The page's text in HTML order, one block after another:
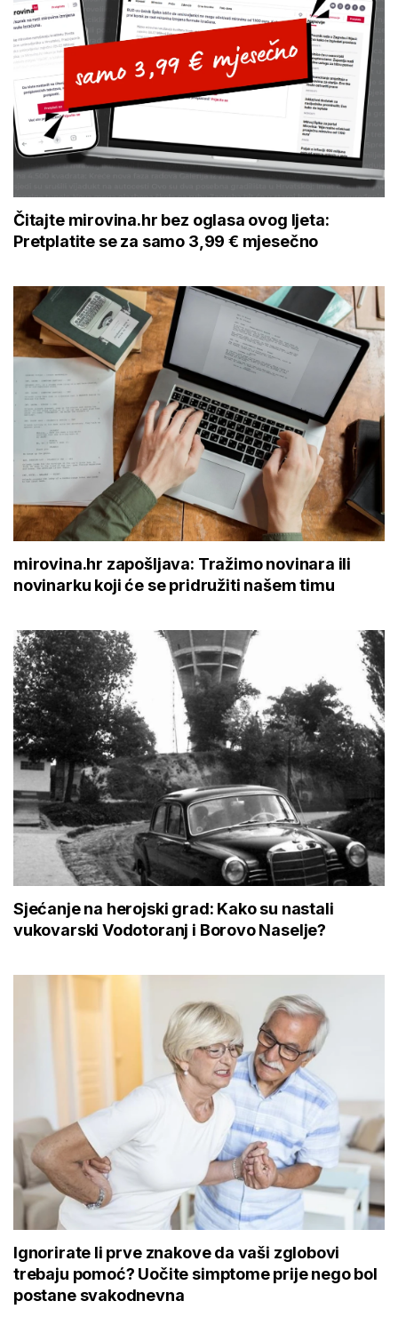
Čitajte mirovina.hr bez oglasa ovog ljeta:
Pretplatite se za samo 3,99 € mjesečno
mirovina.hr zapošljava: Tražimo novinara ili
novinarku koji će se pridružiti našem timu
Sjećanje na herojski grad: Kako su nastali
vukovarski Vodotoranj i Borovo Naselje?
Ignorirate li prve znakove da vaši zglobovi
trebaju pomoć? Uočite simptome prije nego bol
postane svakodnevna